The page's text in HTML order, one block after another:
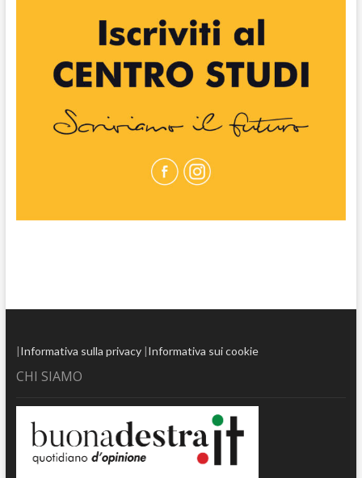
|Informativa sulla privacy|Informativa sui cookie
CHI SIAMO